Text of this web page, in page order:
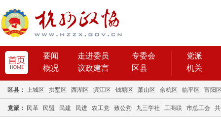
要闻 走进委员
专委会
概况
议政建言 区县
党派
机关
区县： 上城区 拱墅区 西湖区 滨江区 钱塘区 萧山区 余杭区 临平区 富阳
党派： 民革 民盟 民建 民进 农工党 致公党 九三学社 工商联 市总工会